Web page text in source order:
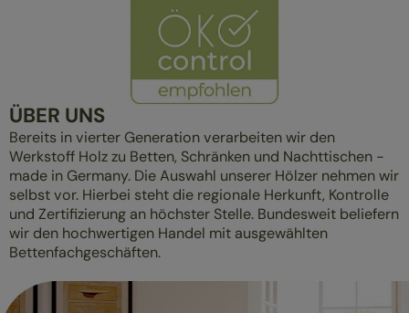
ÜBER UNS
Bereits in vierter Generation verarbeiten wir den
Werkstoff Holz zu Betten, Schränken und Nachttischen -
made in Germany. Die Auswahl unserer Hölzer nehmen wir
selbst vor. Hierbei steht die regionale Herkunft, Kontrolle
und Zertifizierung an höchster Stelle. Bundesweit beliefern
wir den hochwertigen Handel mit ausgewählten
Bettenfachgeschäften.